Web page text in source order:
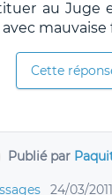
au Juge
mauvaise
Cette
Publié par
24/03/2011